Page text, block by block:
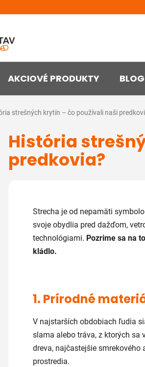
AKCIOVÉ PRODUKTY BLOG
strešných krytín – čo používali naši
História
predkovia?
Strecha je od nepamäti
svoje obydlia pred dažďom,
technológiami. Pozrime sa na
kládlo.
1. Prírodné
V najstarších obdobiach ľudia
slama alebo tráva, z ktorých sa
dreva, najčastejšie
prostredia.